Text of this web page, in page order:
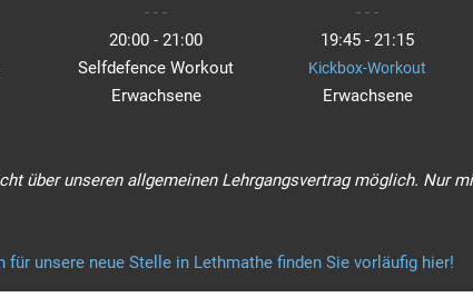
- - -
20:00 - 21:00
Selfdefence Workout
Erwachsene
- - -
19:45 - 21:15
Kickbox-Workout
Erwachsene
über unseren allgemeinen Lehrgangsvertrag möglich. Nur
für unsere neue Stelle in Lethmathe finden Sie vorläufig hier!